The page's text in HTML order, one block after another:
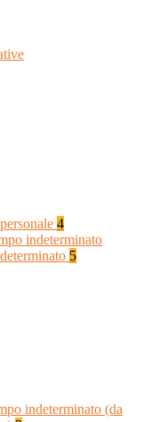
4
indeterminato
5
indeterminato (da